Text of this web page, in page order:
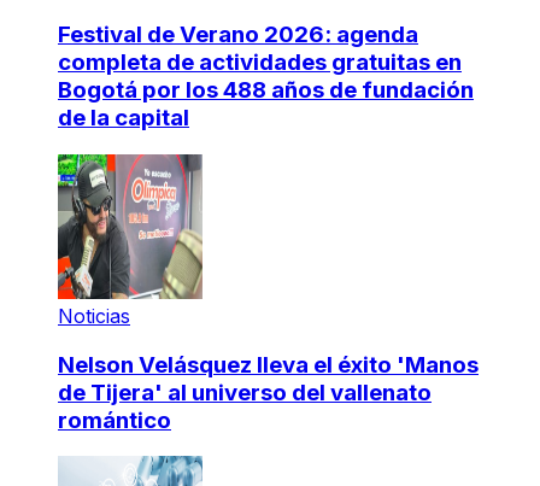
Festival de Verano 2026: agenda
completa de actividades gratuitas en
Bogotá por los 488 años de fundación
de la capital
Noticias
Nelson Velásquez lleva el éxito 'Manos
de Tijera' al universo del vallenato
romántico